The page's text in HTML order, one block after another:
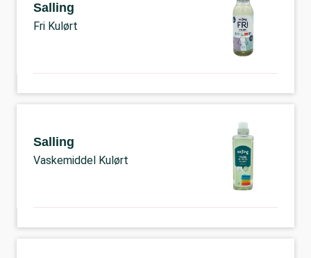
Salling
Fri Kulørt
Salling
Vaskemiddel Kulørt